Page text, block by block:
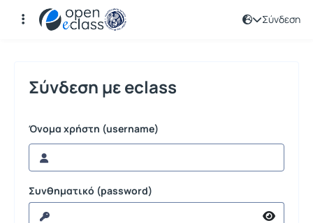
Σύνδεση
Σύνδεση
Σύνδεση με eclass
Όνομα χρήστη (username)
Συνθηματικό (password)